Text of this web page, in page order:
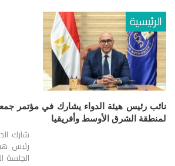
الرئيسية
نائب رئيس هيئة الدواء يشارك في مؤتمر
لمنطقة الشرق الأوسط وأفريقيا
شارك
رئيس
الجلسة